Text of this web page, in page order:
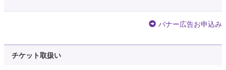
バナー広告お申込み
チケット取扱い